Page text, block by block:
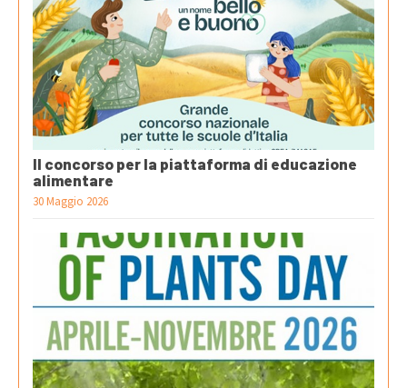
Il concorso per la piattaforma di educazione
alimentare
30 Maggio 2026